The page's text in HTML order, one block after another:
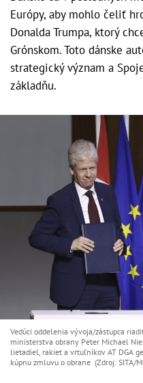
Európy, aby mohlo čeliť
Donalda Trumpa, ktorý
Grónskom. Toto dánske
strategický význam a
základňu.
Vedúci oddelenia vývoja/zástupca
ministerstva obrany Peter Michael
lietadiel, rakiet a vrtuľníkov AT DGA
kúpnu zmluvu o obrane (Zdroj: SITA/